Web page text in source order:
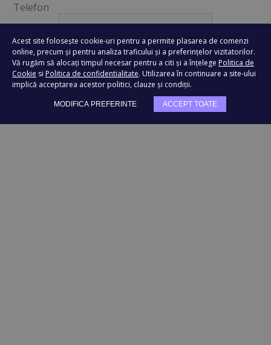
Acest site folosește cookie-uri pentru a permite plasarea de comenzi
online, precum și pentru analiza traficului și a preferințelor vizitatorilor.
Vă rugăm să alocați timpul necesar pentru a citi și a înțelege Politica de
Cookie si Politica de confidentialitate. Utilizarea în continuare a site-ului
implică acceptarea acestor politici, clauze și condiții.
MODIFICA PREFERINTE ACCEPT TOATE
Telefon
Oras*
Mesaj*
TRIMITE